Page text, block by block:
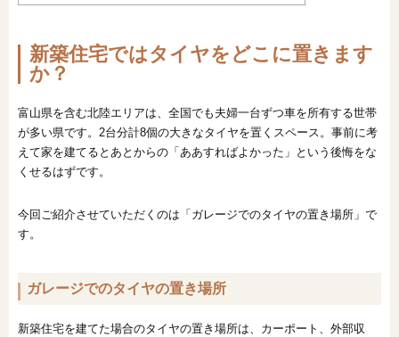
新築住宅ではタイヤをどこに置きます
か？
富山県を含む北陸エリアは、全国でも夫婦一台ずつ車を所有する世帯
が多い県です。2台分計8個の大きなタイヤを置くスペース。事前に考
えて家を建てるとあとからの「ああすればよかった」という後悔をな
くせるはずです。
今回ご紹介させていただくのは「ガレージでのタイヤの置き場所」で
す。
ガレージでのタイヤの置き場所
新築住宅を建てた場合のタイヤの置き場所は、カーポート、外部収